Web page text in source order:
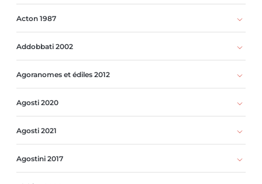
Acton 1987
Addobbati 2002
Agoranomes et édiles 2012
Agosti 2020
Agosti 2021
Agostini 2017